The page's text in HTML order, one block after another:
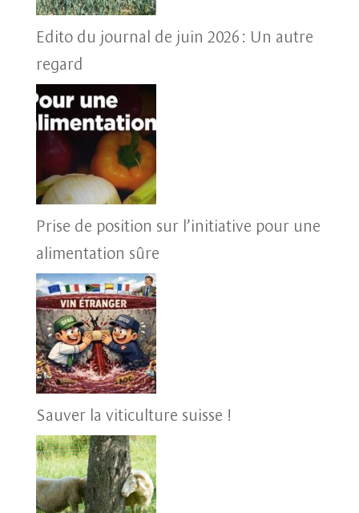
Edito du journal de juin 2026 : Un autre
regard
Prise de position sur l’initiative pour une
alimentation sûre
Sauver la viticulture suisse !